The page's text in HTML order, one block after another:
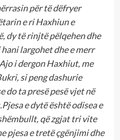
për të dëfryer
e ri Haxhiun e
dy të rinjtë pëlqehen dhe
largohet dhe e merr
i dergon Haxhiut, me
si peng dashurie
do ta presë pesë vjet në
e dytë është odisea e
që zgjat tri vite
pjesa e tretë çgënjimi dhe